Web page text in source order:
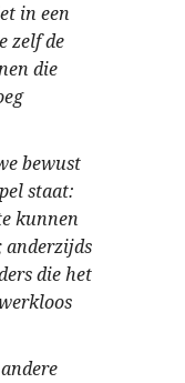
in een
zelf de
die
bewust
staat:
kunnen
anderzijds
die het